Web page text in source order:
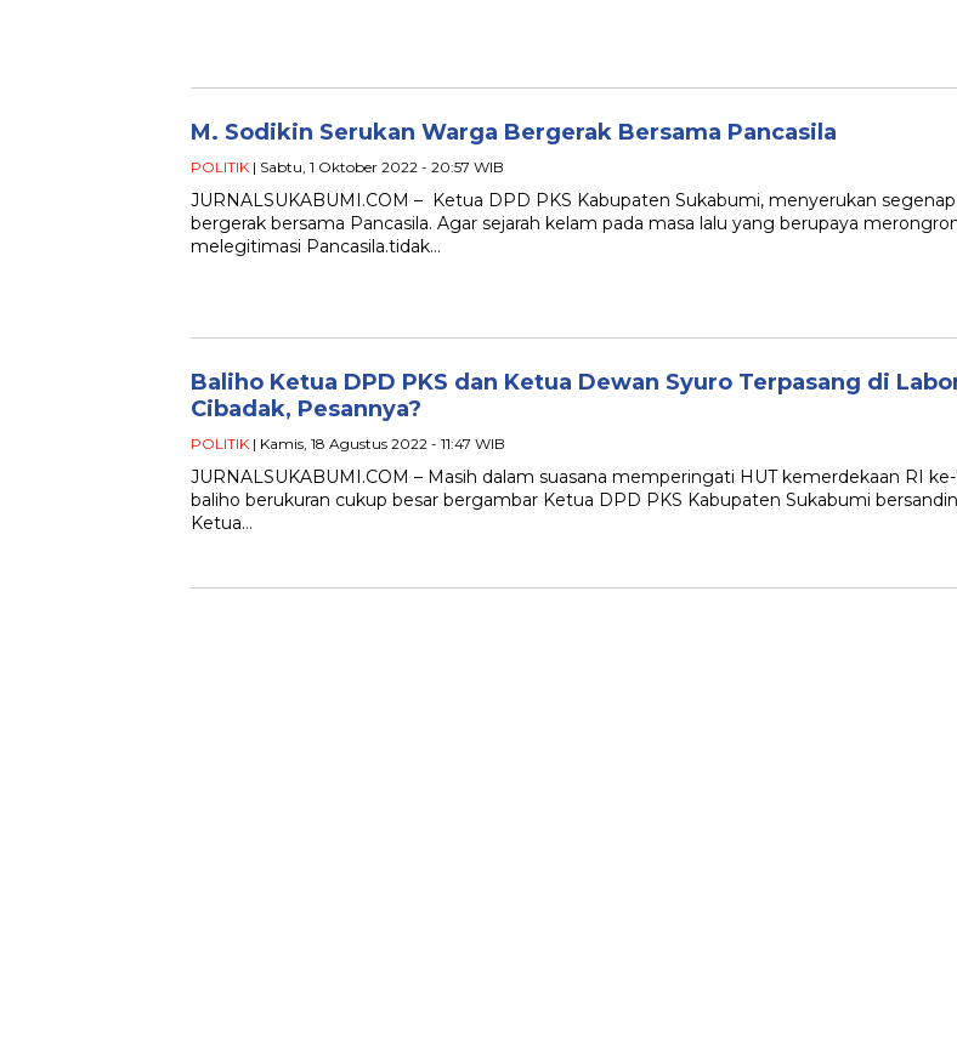
M. Sodikin Serukan Warga Bergerak Bersama Pancasila
POLITIK | Sabtu, 1 Oktober 2022 - 20:57 WIB
JURNALSUKABUMI.COM – Ketua DPD PKS Kabupaten Sukabumi, menyerukan
bergerak bersama Pancasila. Agar sejarah kelam pada masa lalu yang berupaya
melegitimasi Pancasila.tidak…
Baliho Ketua DPD PKS dan Ketua Dewan Syuro Terpasang di
Cibadak, Pesannya?
POLITIK | Kamis, 18 Agustus 2022 - 11:47 WIB
JURNALSUKABUMI.COM – Masih dalam suasana memperingati HUT kemerdekaan RI
baliho berukuran cukup besar bergambar Ketua DPD PKS Kabupaten Sukabumi
Ketua…